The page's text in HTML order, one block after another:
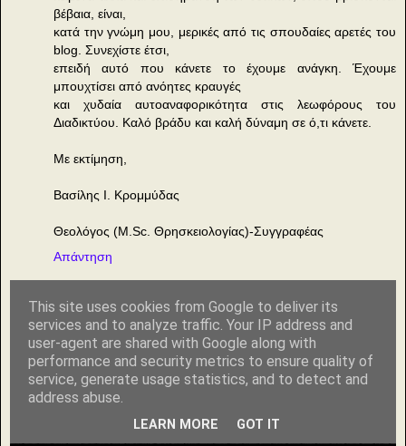
βέβαια, είναι,
κατά την γνώμη μου, μερικές από τις σπουδαίες αρετές του
blog. Συνεχίστε έτσι,
επειδή αυτό που κάνετε το έχουμε ανάγκη. Έχουμε
μπουχτίσει από ανόητες κραυγές
και χυδαία αυτοαναφορικότητα στις λεωφόρους του
Διαδικτύου. Καλό βράδυ και καλή δύναμη σε ό,τι κάνετε.
Με εκτίμηση,
Βασίλης Ι. Κρομμύδας
Θεολόγος (M.Sc. Θρησκειολογίας)-Συγγραφέας
Απάντηση